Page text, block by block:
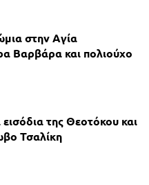
στην Aγία
Βαρβάρα και πολιούχο
της Θεοτόκου και
Τσαλίκη